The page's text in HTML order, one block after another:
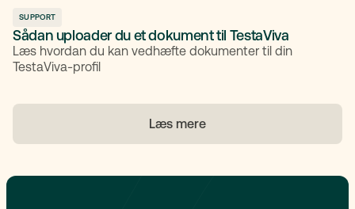
SUPPORT
Sådan uploader du et dokument til TestaViva
Læs hvordan du kan vedhæfte dokumenter til din
TestaViva-profil
Læs mere